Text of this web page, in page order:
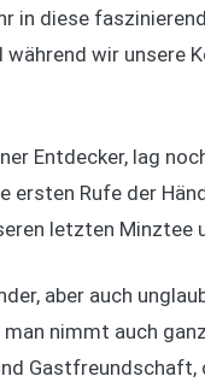
in diese
wir unsere
Entdecker, lag
ersten Rufe der
letzten Minztee
aber auch
nimmt auch